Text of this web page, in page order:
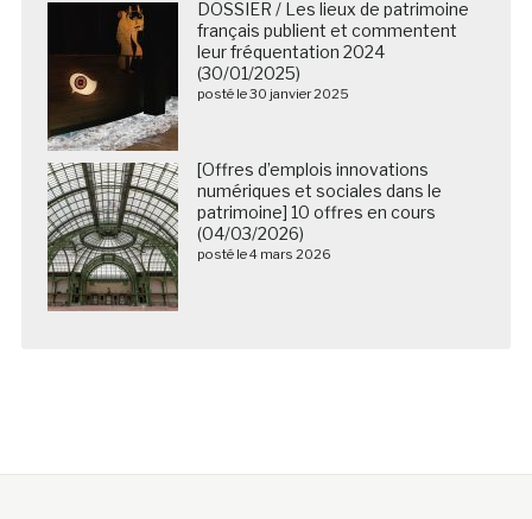
DOSSIER / Les lieux de patrimoine
français publient et commentent
leur fréquentation 2024
(30/01/2025)
posté le 30 janvier 2025
[Offres d’emplois innovations
numériques et sociales dans le
patrimoine] 10 offres en cours
(04/03/2026)
posté le 4 mars 2026